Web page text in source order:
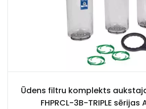
Ūdens filtru komplekts
FHPRCL-3B-TRIPLE